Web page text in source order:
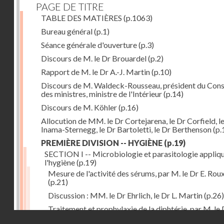
PAGE DE TITRE
TABLE DES MATIÈRES (p.1063)
Bureau général(p.1)
Séance générale d'ouverture(p.3)
Discours de M. le Dr Brouardel(p.2)
Rapport de M. le Dr A.-J. Martin(p.10)
Discours de M. Waldeck-Rousseau, président du
des ministres, ministre de l'Intérieur(p.14)
Discours de M. Köhler(p.16)
Allocution de MM. le Dr Cortejarena, le Dr Corfield,
Inama-Sternegg, le Dr Bartoletti, le Dr Berthenson
PREMIÈRE DIVISION -- HYGIÈNE (p.19)
SECTION I -- Microbiologie et parasitologie
l'hygiène(p.19)
Mesure de l'activité des sérums, par M. le Dr E.
(p.21)
Discussion : MM. le Dr Ehrlich, le Dr L. Martin(p.26)
Traitement et prophylaxie de la diphtérie, par M. le